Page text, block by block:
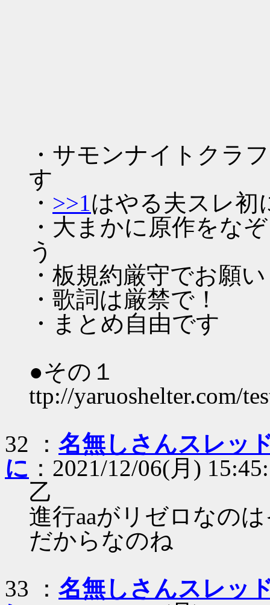
・サモンナイトクラ
す
・ >>1はやる夫スレ初
・大まかに原作をな
う
・板規約厳守でお願
・歌詞は厳禁で！
・まとめ自由です
●その１
ttp://yaruoshelter.com/
32 ： 名無しさんスレッ
に ：2021/12/06(月)
乙
進行aaがリゼロなの
だからなのね
33 ： 名無しさんスレッ